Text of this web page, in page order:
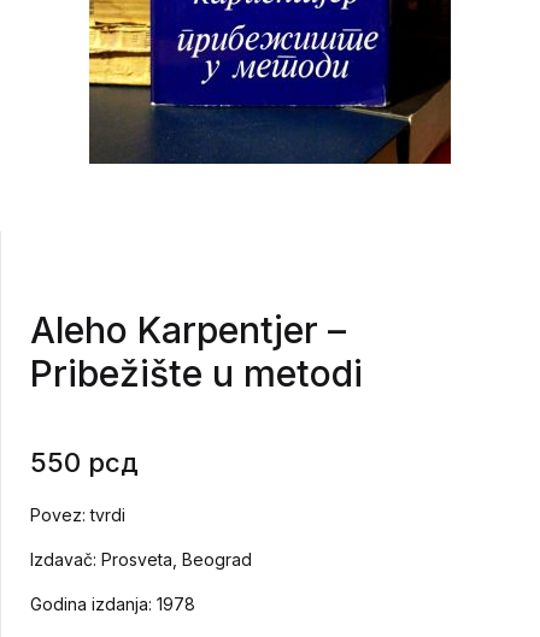
Aleho Karpentjer –
Pribežište u metodi
550 рсд
Povez: tvrdi
Izdavač: Prosveta, Beograd
Godina izdanja: 1978